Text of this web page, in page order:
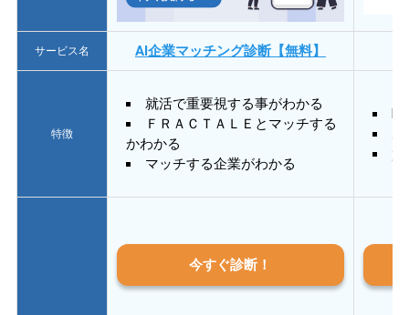
サービス名 AI企業マッチング診断【無料】
特徴
就活で重要視する事がわかる
ＦＲＡＣＴＡＬＥとマッチする
かわかる
マッチする企業がわかる
質
今すぐ診断！